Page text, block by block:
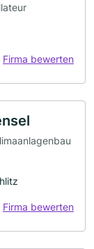
Firma bewerten
Firma bewerten